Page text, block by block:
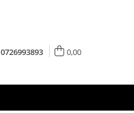
0726993893 0,00